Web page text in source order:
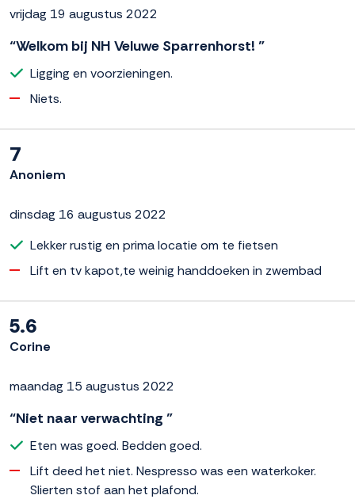
vrijdag 19 augustus 2022
“Welkom bij NH Veluwe Sparrenhorst! ”
Ligging en voorzieningen.
Niets.
7
Anoniem
dinsdag 16 augustus 2022
Lekker rustig en prima locatie om te fietsen
Lift en tv kapot,te weinig handdoeken in zwembad
5.6
Corine
maandag 15 augustus 2022
“Niet naar verwachting ”
Eten was goed. Bedden goed.
Lift deed het niet. Nespresso was een waterkoker.
Slierten stof aan het plafond.